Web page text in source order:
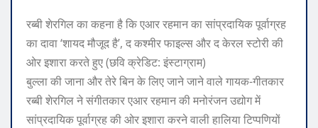
रब्बी शेरगिल का कहना है कि एआर रहमान का सांप्रदायिक पूर्वाग्रह
का दावा ‘शायद मौजूद है’, द कश्मीर फाइल्स और द केरल स्टोरी की
ओर इशारा करते हुए (छवि क्रेडिट: इंस्टाग्राम)
बुल्ला की जाना और तेरे बिन के लिए जाने जाने वाले गायक-गीतकार
रब्बी शेरगिल ने संगीतकार एआर रहमान की मनोरंजन उद्योग में
सांप्रदायिक पूर्वाग्रह की ओर इशारा करने वाली हालिया टिप्पणियों